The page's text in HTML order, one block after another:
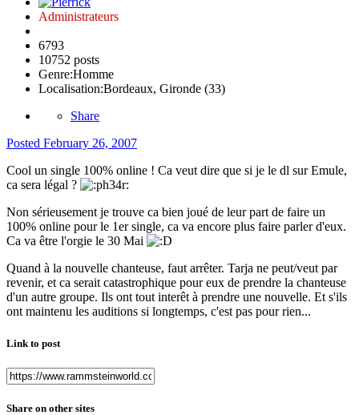
Administrateurs
6793
10752 posts
Genre:Homme
Localisation:Bordeaux, Gironde (33)
Share
Posted February 26, 2007
Cool un single 100% online ! Ca veut dire que si je le dl sur Emule,
ca sera légal ?
Non sérieusement je trouve ca bien joué de leur part de faire un
100% online pour le 1er single, ca va encore plus faire parler d'eux.
Ca va être l'orgie le 30 Mai
Quand à la nouvelle chanteuse, faut arrêter. Tarja ne peut/veut par
revenir, et ca serait catastrophique pour eux de prendre la chanteuse
d'un autre groupe. Ils ont tout interêt à prendre une nouvelle. Et s'ils
ont maintenu les auditions si longtemps, c'est pas pour rien...
Link to post
Share on other sites